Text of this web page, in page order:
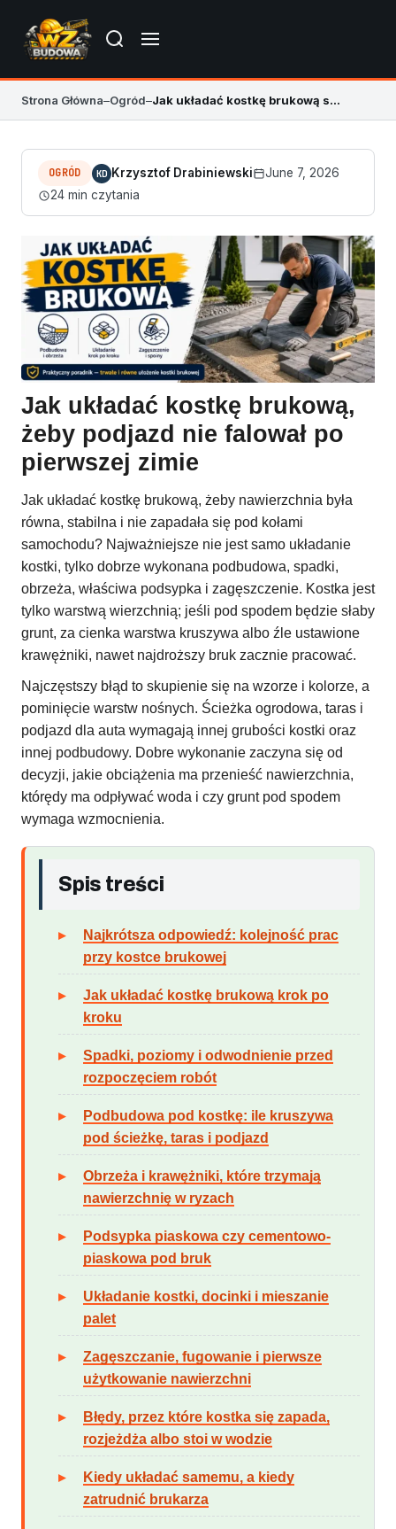
Strona Główna–Ogród– Jak układać kostkę brukową samodzielnie, żeby się nie zapadała
OGRÓD KD Krzysztof Drabiniewski
June 7, 2026
24 min czytania
Jak układać kostkę brukową,
żeby podjazd nie falował po
pierwszej zimie
Jak układać kostkę brukową, żeby nawierzchnia była
równa, stabilna i nie zapadała się pod kołami
samochodu? Najważniejsze nie jest samo układanie
kostki, tylko dobrze wykonana podbudowa, spadki,
obrzeża, właściwa podsypka i zagęszczenie. Kostka jest
tylko warstwą wierzchnią; jeśli pod spodem będzie słaby
grunt, za cienka warstwa kruszywa albo źle ustawione
krawężniki, nawet najdroższy bruk zacznie pracować.
Najczęstszy błąd to skupienie się na wzorze i kolorze, a
pominięcie warstw nośnych. Ścieżka ogrodowa, taras i
podjazd dla auta wymagają innej grubości kostki oraz
innej podbudowy. Dobre wykonanie zaczyna się od
decyzji, jakie obciążenia ma przenieść nawierzchnia,
którędy ma odpływać woda i czy grunt pod spodem
wymaga wzmocnienia.
Spis treści
Najkrótsza odpowiedź: kolejność prac
przy kostce brukowej
Jak układać kostkę brukową krok po
kroku
Spadki, poziomy i odwodnienie przed
rozpoczęciem robót
Podbudowa pod kostkę: ile kruszywa
pod ścieżkę, taras i podjazd
Obrzeża i krawężniki, które trzymają
nawierzchnię w ryzach
Podsypka piaskowa czy cementowo-
piaskowa pod bruk
Układanie kostki, docinki i mieszanie
palet
Zagęszczanie, fugowanie i pierwsze
użytkowanie nawierzchni
Błędy, przez które kostka się zapada,
rozjeżdża albo stoi w wodzie
Kiedy układać samemu, a kiedy
zatrudnić brukarza